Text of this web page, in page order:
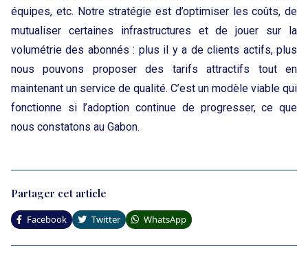
équipes, etc. Notre stratégie est d’optimiser les coûts, de
mutualiser certaines infrastructures et de jouer sur la
volumétrie des abonnés : plus il y a de clients actifs, plus
nous pouvons proposer des tarifs attractifs tout en
maintenant un service de qualité. C’est un modèle viable qui
fonctionne si l’adoption continue de progresser, ce que
nous constatons au Gabon.
Partager cet article
Facebook Twitter WhatsApp